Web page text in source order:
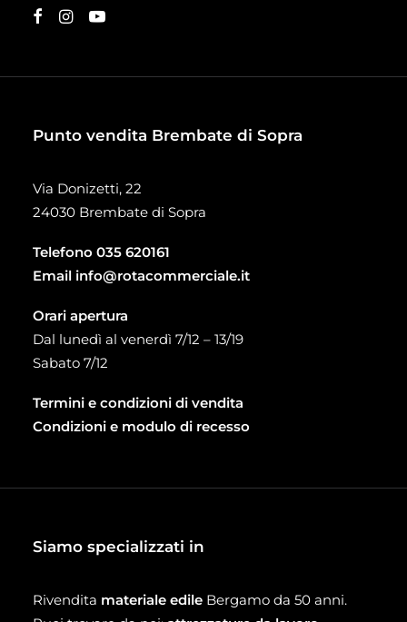
Punto vendita Brembate di Sopra
Via Donizetti, 22
24030 Brembate di Sopra
Telefono 035 620161
Email info@rotacommerciale.it
Orari apertura
Dal lunedì al venerdì 7/12 – 13/19
Sabato 7/12
Termini e condizioni di vendita
Condizioni e modulo di recesso
Siamo specializzati in
Rivendita materiale edile Bergamo da 50 anni.